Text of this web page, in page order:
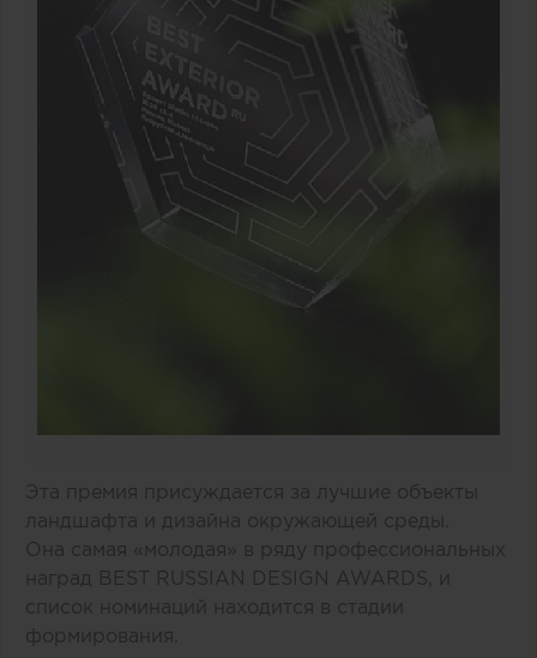
Эта премия присуждается за лучшие объекты
ландшафта и дизайна окружающей среды.
Она самая «молодая» в ряду профессиональных
наград BEST RUSSIAN DESIGN AWARDS, и
список номинаций находится в стадии
формирования.